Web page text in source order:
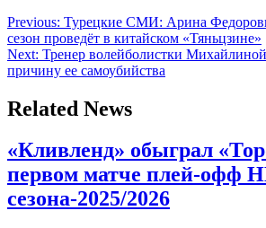
Previous: Турецкие СМИ: Арина
сезон проведёт в китайском «Тяньцзине»
Next: Тренер волейболистки
причину ее самоубийства
Related News
«Кливленд» обыграл
первом матче плей-офф
сезона-2025/2026